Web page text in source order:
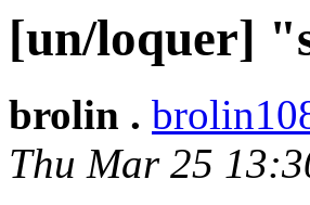
[un/loquer]
brolin .
Thu Mar 25